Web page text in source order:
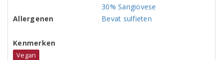
30% Sangiovese
Allergenen
Bevat sulfieten
Kenmerken
Vegan